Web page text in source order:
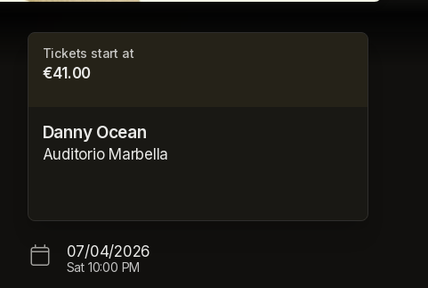
Tickets start at
€41.00
Danny Ocean
Auditorio Marbella
07/04/2026
Sat 10:00 PM